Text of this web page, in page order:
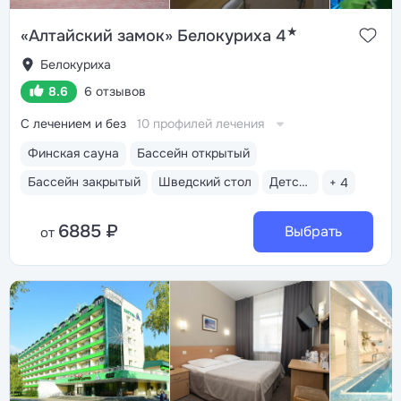
«Алтайский замок» Белокуриха 4★
Белокуриха
8.6
6 отзывов
Финская сауна
Бассейн открытый
Бассейн закрытый
Шведский стол Детская анимация + 4
С лечением и без 10 профилей лечения
от 6885 ₽ Выбрать